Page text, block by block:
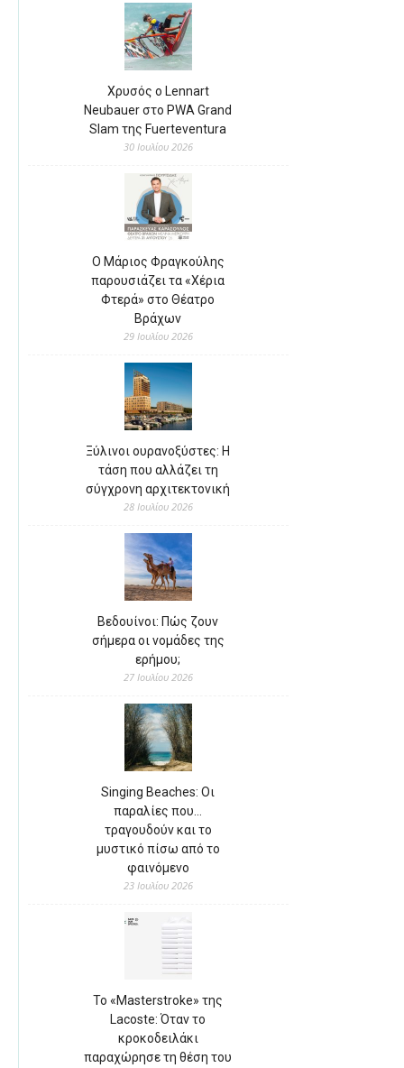
Χρυσός ο Lennart
Neubauer στο PWA Grand
Slam της Fuerteventura
30 Ιουλίου 2026
Ο Μάριος Φραγκούλης
παρουσιάζει τα «Χέρια
Φτερά» στο Θέατρο
Βράχων
29 Ιουλίου 2026
Ξύλινοι ουρανοξύστες: Η
τάση που αλλάζει τη
σύγχρονη αρχιτεκτονική
28 Ιουλίου 2026
Βεδουίνοι: Πώς ζουν
σήμερα οι νομάδες της
ερήμου;
27 Ιουλίου 2026
Singing Beaches: Οι
παραλίες που…
τραγουδούν και το
μυστικό πίσω από το
φαινόμενο
23 Ιουλίου 2026
Το «Masterstroke» της
Lacoste: Όταν το
κροκοδειλάκι
παραχώρησε τη θέση του